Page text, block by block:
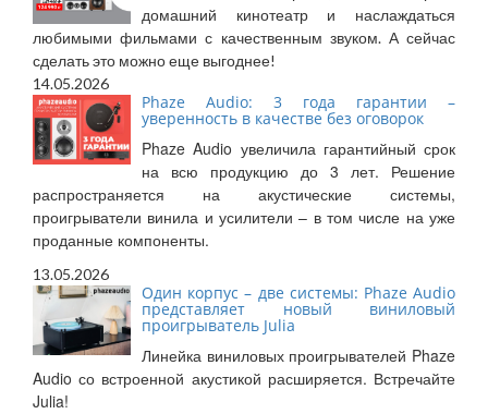
домашний кинотеатр и наслаждаться
любимыми фильмами с качественным звуком. А сейчас
сделать это можно еще выгоднее!
14.05.2026
Phaze Audio: 3 года гарантии –
уверенность в качестве без оговорок
Phaze Audio увеличила гарантийный срок
на всю продукцию до 3 лет. Решение
распространяется на акустические системы,
проигрыватели винила и усилители – в том числе на уже
проданные компоненты.
13.05.2026
Один корпус – две системы: Phaze Audio
представляет новый виниловый
проигрыватель Julia
Линейка виниловых проигрывателей Phaze
Audio со встроенной акустикой расширяется. Встречайте
Julia!